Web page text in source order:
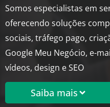
Somos especialistas em
oferecendo soluções
sociais, tráfego pago,
Google Meu Negócio, e-
vídeos, design e SEO
Saiba mais